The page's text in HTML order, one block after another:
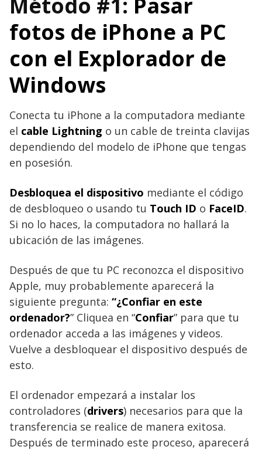
fotos de iPhone a PC
con el Explorador de
Windows
Conecta tu iPhone a la computadora mediante
el cable Lightning o un cable de treinta clavijas
dependiendo del modelo de iPhone que tengas
en posesión.
Desbloquea el dispositivo mediante el código
de desbloqueo o usando tu Touch ID o FaceID.
Si no lo haces, la computadora no hallará la
ubicación de las imágenes.
Después de que tu PC reconozca el dispositivo
Apple, muy probablemente aparecerá la
siguiente pregunta: “¿Confiar en este
ordenador?” Cliquea en “Confiar” para que tu
ordenador acceda a las imágenes y videos.
Vuelve a desbloquear el dispositivo después de
esto.
El ordenador empezará a instalar los
controladores (drivers) necesarios para que la
transferencia se realice de manera exitosa.
Después de terminado este proceso, aparecerá